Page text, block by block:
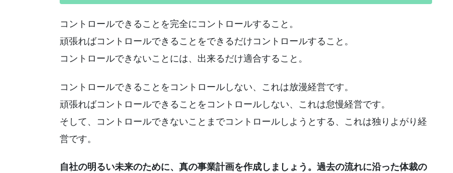
コントロールできることを完全にコントロールすること。
頑張ればコントロールできることをできるだけコントロールすること。
コントロールできないことには、出来るだけ適合すること。
コントロールできることをコントロールしない、これは放漫経営です。
頑張ればコントロールできることをコントロールしない、これは怠慢経営です。
そして、コントロールできないことまでコントロールしようとする、これは独りよがり経
営です。
自社の明るい未来のために、真の事業計画を作成しましょう。過去の流れに沿った体裁の